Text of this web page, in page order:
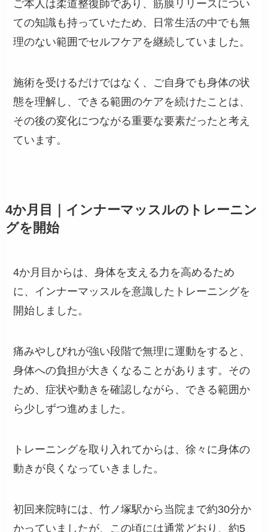
ご本人は柔道整復師であり、筋膜リリースについ
ての知識も持っていたため、日常生活の中でも無
理のない範囲でセルフケアを継続していました。
施術を受けるだけではなく、ご自身でも身体の状
態を理解し、できる範囲のケアを続けたことは、
その後の変化につながる重要な要素だったと考え
ています。
4か月目｜インナーマッスルのトレーニン
グを開始
4か月目からは、身体を支える力を高めるため
に、インナーマッスルを意識したトレーニングを
開始しました。
痛みやしびれが強い段階で無理に運動をすると、
身体への負担が大きくなることがあります。その
ため、症状や動きを確認しながら、できる範囲か
ら少しずつ進めました。
トレーニングを取り入れてからは、徐々に身体の
動きが良くなっていきました。
初回来院時には、竹ノ塚駅から当院まで約30分か
かっていましたが、この頃には通常どおり、約5